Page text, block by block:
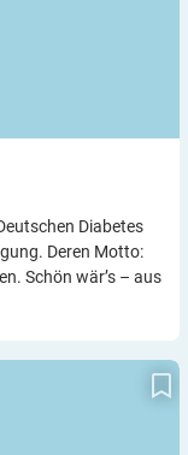
Diabetes
Deren Motto:
Schön wär’s – aus